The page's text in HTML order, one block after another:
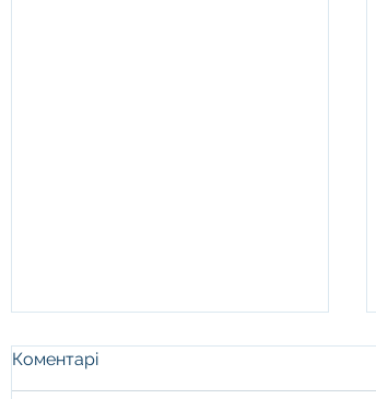
Коментарі